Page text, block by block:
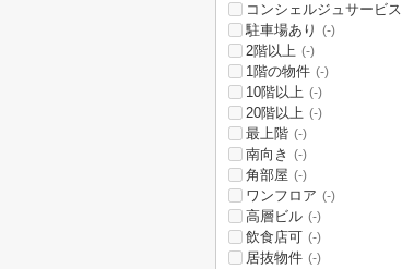
コンシェルジュサービス
駐車場あり (-)
2階以上 (-)
1階の物件 (-)
10階以上 (-)
20階以上 (-)
最上階 (-)
南向き (-)
角部屋 (-)
ワンフロア (-)
高層ビル (-)
飲食店可 (-)
居抜物件 (-)